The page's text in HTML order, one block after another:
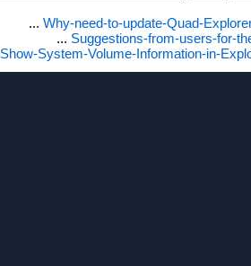
... Why-need-to-update-Quad-
... Suggestions-from-users-for-
Show-System-Volume-Information-in-